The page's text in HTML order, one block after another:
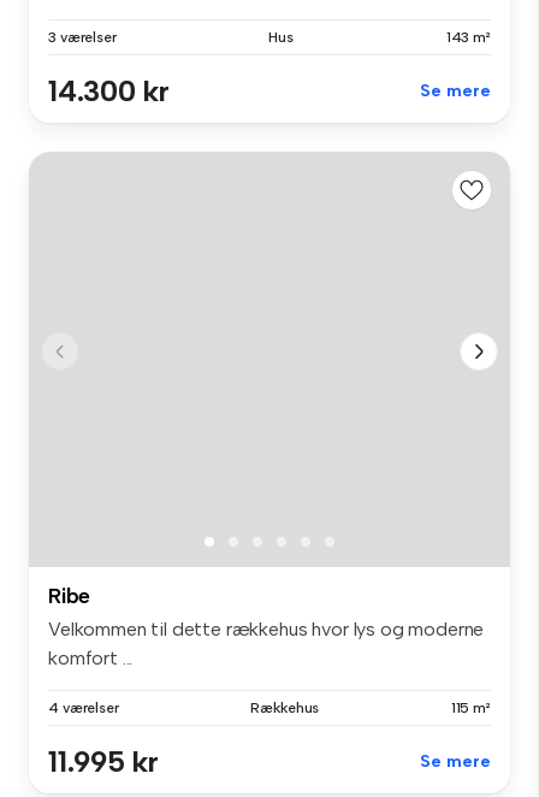
3 værelser Hus 143 m²
14.300 kr Se mere
Ribe
Velkommen til dette rækkehus hvor lys og moderne
komfort ...
4 værelser Rækkehus 115 m²
11.995 kr Se mere